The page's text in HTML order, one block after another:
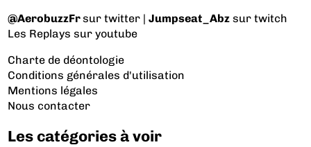
@AerobuzzFrsur twitter |Jumpseat_Abz sur twitch
Les Replays sur youtube
Charte de déontologie
Conditions générales d'utilisation
Mentions légales
Nous contacter
Les catégories à voir